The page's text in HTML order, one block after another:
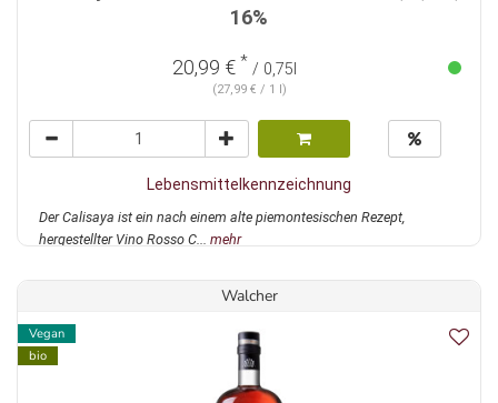
16%
20,99 € * / 0,75l
(27,99 € / 1 l)
Lebensmittelkennzeichnung
Der Calisaya ist ein nach einem alte piemontesischen Rezept,
hergestellter Vino Rosso C... mehr
Walcher
Vegan
bio